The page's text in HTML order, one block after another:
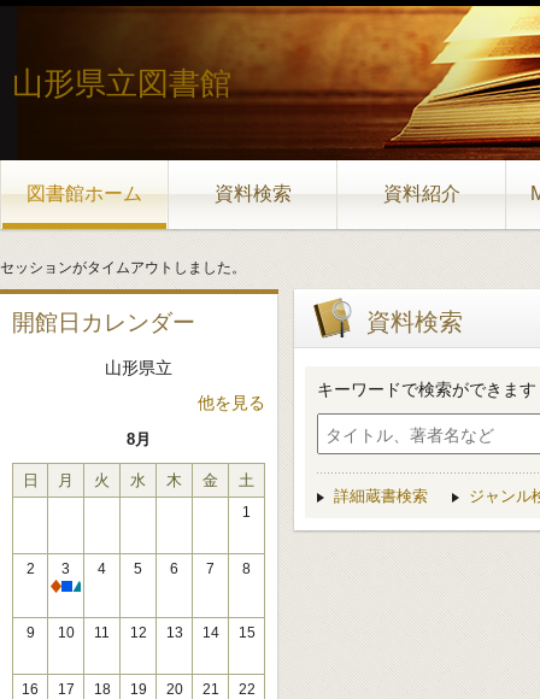
山形県立図書館
図書館ホーム 資料検索 資料紹介
セッションがタイムアウトしました。
開館日カレンダー
山形県立
他を見る
8月
日 月 火 水 木 金 土
1
2
3
休館
4 5 6 7 8
9 10 11 12 13 14 15
16
17
18 19 20 21 22
資料検索
キーワードで検索ができます
詳細蔵書検索 ジャンル